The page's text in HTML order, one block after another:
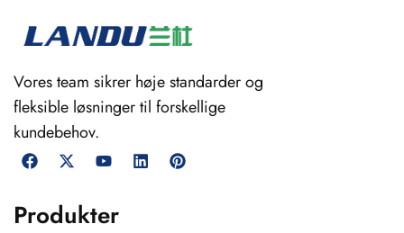
Vores team sikrer høje standarder og
fleksible løsninger til forskellige
kundebehov.
Produkter